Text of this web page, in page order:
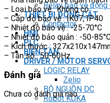
Relay bảo vệ động
THIẾT BỊ ĐÓNG CẮT
Contactor
HMI
PLC
BIẾN TẦN
DRIVER / MOTOR
LOGIC RELAY
Zelio
BỘ NGUỒN DC
Robot KUKA
– Loại bảo vệ : Không có
– Cấp độ bảo vệ : IK07, IP40
– Nhiệt độ bảo vệ : -25-70°C
– Nhiệt độ bảo quản : -50-
– Kích thước :
– Tần số : 50-60Hz
Đánh giá
Chưa có đánh giá nào.